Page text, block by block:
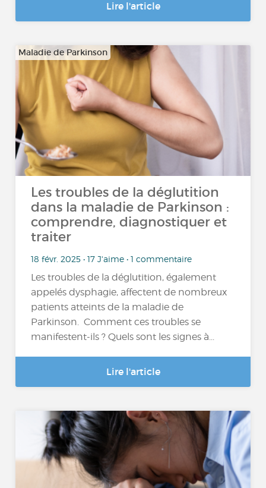
Lire l'article
Maladie de Parkinson
Les troubles de la déglutition
dans la maladie de Parkinson :
comprendre, diagnostiquer et
traiter
18 févr. 2025 • 17 J'aime • 1 commentaire
Les troubles de la déglutition, également
appelés dysphagie, affectent de nombreux
patients atteints de la maladie de
Parkinson. Comment ces troubles se
manifestent-ils ? Quels sont les signes à...
Lire l'article